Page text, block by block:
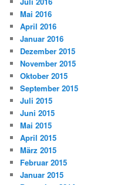
Mai 2016
April 2016
Januar 2016
Dezember 2015
November 2015
Oktober 2015
September 2015
Juli 2015
Juni 2015
Mai 2015
April 2015
März 2015
Februar 2015
Januar 2015